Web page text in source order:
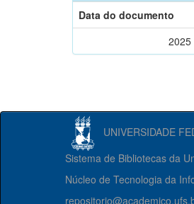
Data do documento
2025
UNIVERSIDADE
Sistema de Bibliotecas da
Núcleo de Tecnologia da